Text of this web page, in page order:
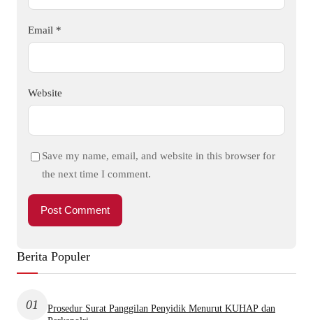
Email *
Website
Save my name, email, and website in this browser for
the next time I comment.
Berita Populer
01
Prosedur Surat Panggilan Penyidik Menurut KUHAP dan